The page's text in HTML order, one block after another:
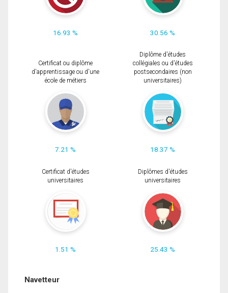
16.93 % 30.56 %
Certificat ou diplôme
d'apprentissage ou d'une
école de métiers
7.21 %
Diplôme d'études
collégiales ou d'études
postsecondaires (non
universitaires)
18.37 %
Certificat d'études
universitaires
1.51 %
Diplômes d'études
universitaires
25.43 %
Navetteur